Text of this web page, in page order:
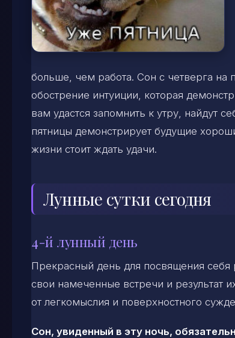
больше, чем работа. Сон с четверга на
обострение интуиции, которая
вам удастся запомнить к утру, найдут
пятницы демонстрирует будущие
жизни стоит ждать удачи.
Лунные сутки сегодня
4-й лунный день
Прекрасный день для посвящения
свои намеченные встречи и результат
от легкомыслия и поверхностного
Сон, увиденный в эту ночь,